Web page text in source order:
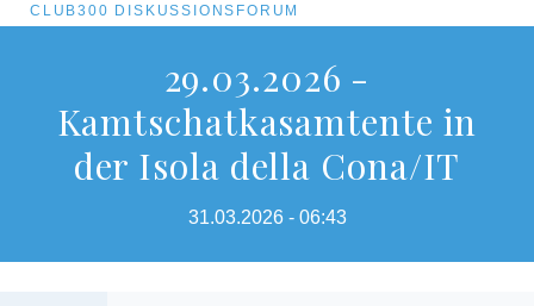
Direkt
Inhalt
CLUB300 DISKUSSIONSFORUM
29.03.2026 -
Kamtschatkasamtente in
der Isola della Cona/IT
31.03.2026 - 06:43